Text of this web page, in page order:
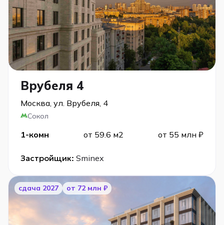
Врубеля 4
Москва, ул. Врубеля, 4
Сокол
1-комн от 59.6 м2 от 55 млн ₽
Застройщик: Sminex
cдача 2027 от 72 млн ₽